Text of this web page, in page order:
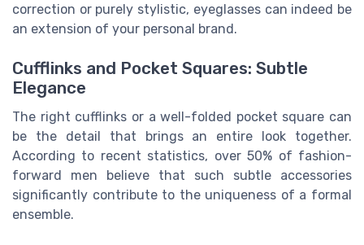
correction or purely stylistic, eyeglasses can indeed be
an extension of your personal brand.
Cufflinks and Pocket Squares: Subtle
Elegance
The right cufflinks or a well-folded pocket square can
be the detail that brings an entire look together.
According to recent statistics, over 50% of fashion-
forward men believe that such subtle accessories
significantly contribute to the uniqueness of a formal
ensemble.